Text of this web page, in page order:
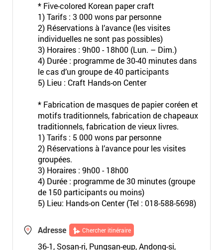
* Five-colored Korean paper craft
1) Tarifs : 3 000 wons par personne
2) Réservations à l’avance (les visites
individuelles ne sont pas possibles)
3) Horaires : 9h00 - 18h00 (Lun. – Dim.)
4) Durée : programme de 30-40 minutes dans
le cas d’un groupe de 40 participants
5) Lieu : Craft Hands-on Center
* Fabrication de masques de papier coréen et
motifs traditionnels, fabrication de chapeaux
traditionnels, fabrication de vieux livres.
1) Tarifs : 5 000 wons par personne
2) Réservations à l’avance pour les visites
groupées.
3) Horaires : 9h00 - 18h00
4) Durée : programme de 30 minutes (groupe
de 150 participants ou moins)
5) Lieu: Hands-on Center (Tel : 018-588-5698)
Adresse Chercher itinéraire
36-1, Sosan-ri, Pungsan-eup, Andong-si,